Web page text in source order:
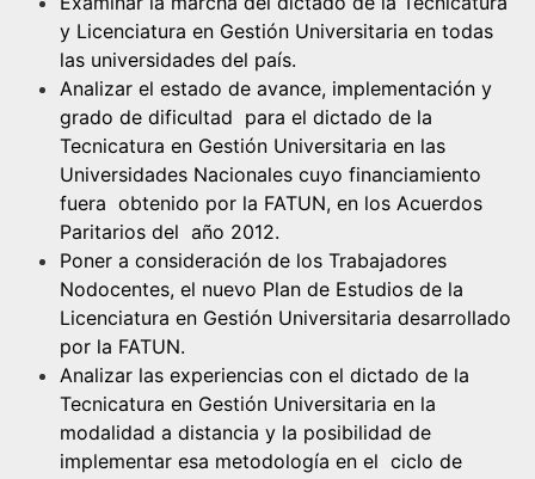
y Licenciatura en Gestión Universitaria en todas
las universidades del país.
Analizar el estado de avance, implementación y
grado de dificultad para el dictado de la
Tecnicatura en Gestión Universitaria en las
Universidades Nacionales cuyo financiamiento
fuera obtenido por la FATUN, en los Acuerdos
Paritarios del año 2012.
Poner a consideración de los Trabajadores
Nodocentes, el nuevo Plan de Estudios de la
Licenciatura en Gestión Universitaria desarrollado
por la FATUN.
Analizar las experiencias con el dictado de la
Tecnicatura en Gestión Universitaria en la
modalidad a distancia y la posibilidad de
implementar esa metodología en el ciclo de